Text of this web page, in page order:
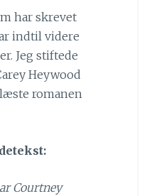
har skrevet
indtil videre
Jeg stiftede
Heywood
romanen
Courtney